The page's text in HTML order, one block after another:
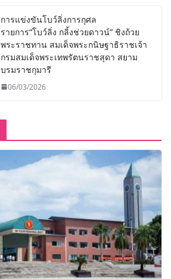
การแข่งขันโบว์ลิ่งการกุศล
รายการ“โบว์ลิ่ง กลิ้งช่วยดาวน์” ชิงถ้วย
พระราชทาน สมเด็จพระกนิษฐาธิราชเจ้า
กรมสมเด็จพระเทพรัตนราชสุดา สยาม
บรมราชกุมารี
06/03/2026